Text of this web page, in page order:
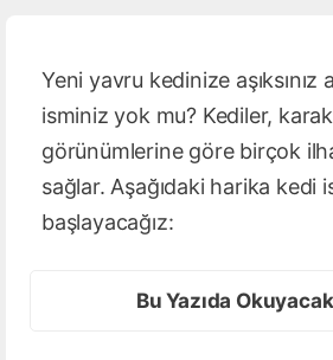
Yeni yavru kedinize aşıksınız
isminiz yok mu? Kediler,
görünümlerine göre birçok
sağlar. Aşağıdaki harika kedi
başlayacağız:
Bu Yazıda